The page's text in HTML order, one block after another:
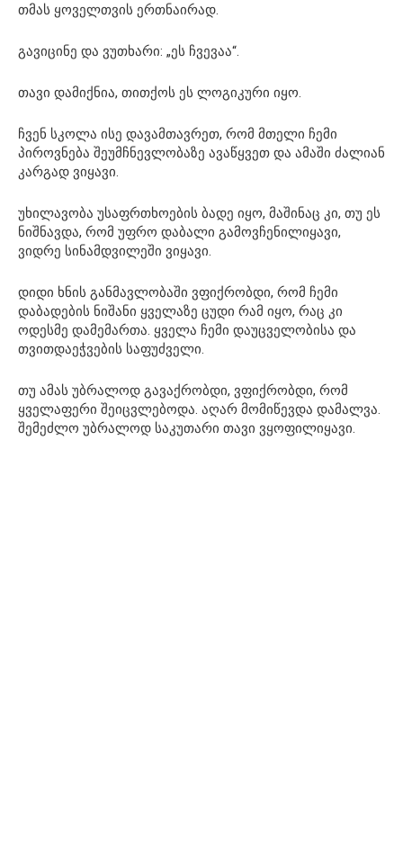
თმას ყოველთვის ერთნაირად.
გავიცინე და ვუთხარი: „ეს ჩვევაა“.
თავი დამიქნია, თითქოს ეს ლოგიკური იყო.
ჩვენ სკოლა ისე დავამთავრეთ, რომ მთელი ჩემი
პიროვნება შეუმჩნევლობაზე ავაწყვეთ და ამაში ძალიან
კარგად ვიყავი.
უხილავობა უსაფრთხოების ბადე იყო, მაშინაც კი, თუ ეს
ნიშნავდა, რომ უფრო დაბალი გამოვჩენილიყავი,
ვიდრე სინამდვილეში ვიყავი.
დიდი ხნის განმავლობაში ვფიქრობდი, რომ ჩემი
დაბადების ნიშანი ყველაზე ცუდი რამ იყო, რაც კი
ოდესმე დამემართა. ყველა ჩემი დაუცველობისა და
თვითდაეჭვების საფუძველი.
თუ ამას უბრალოდ გავაქრობდი, ვფიქრობდი, რომ
ყველაფერი შეიცვლებოდა. აღარ მომიწევდა დამალვა.
შემეძლო უბრალოდ საკუთარი თავი ვყოფილიყავი.